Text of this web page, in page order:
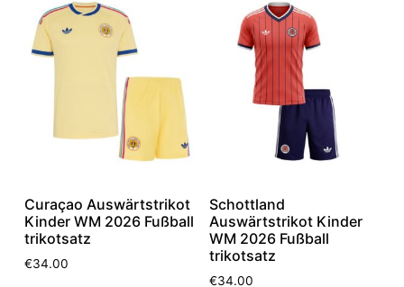
Curaçao Auswärtstrikot
Kinder WM 2026 Fußball
trikotsatz
€34.00
Schottland
Auswärtstrikot Kinder
WM 2026 Fußball
trikotsatz
€34.00